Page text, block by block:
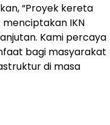
“Proyek kereta
IKN
Kami percaya
bagi masyarakat
di masa